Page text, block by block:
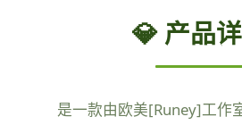
💎 产品
是一款由欧美[Runey]工作